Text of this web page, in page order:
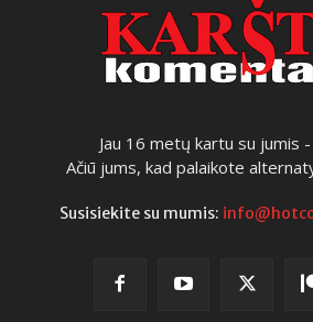
Jau 16 metų kartu su jumis
Ačiū jums, kad palaikote
Susisiekite su mumis: